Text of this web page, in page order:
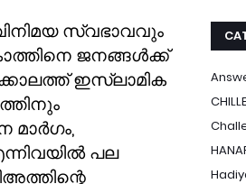
സ്വഭാവവും
ജനങ്ങൾക്ക്
ഇസ്ലാമിക
മാർഗം,
പല